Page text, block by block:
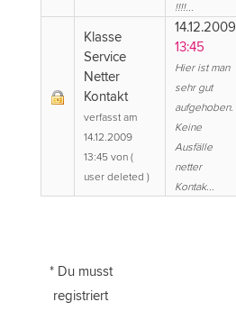
!!!!...
Klasse
Service
Netter
Kontakt
verfasst am
14.12.2009
13:45 von (
user deleted )
14.12.2009
13:45
Hier ist man
sehr gut
aufgehoben.
Keine
Ausfälle
netter
Kontak...
* Du musst
registriert